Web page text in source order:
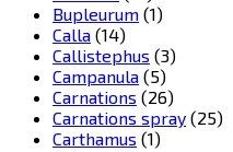
Bupleurum (1)
Calla (14)
Callistephus (3)
Campanula (5)
Carnations (26)
Carnations spray (25)
Carthamus (1)